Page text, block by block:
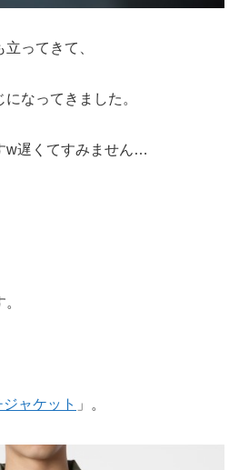
ってきて、
なってきました。
w遅くてすみません…
ャケット 」。